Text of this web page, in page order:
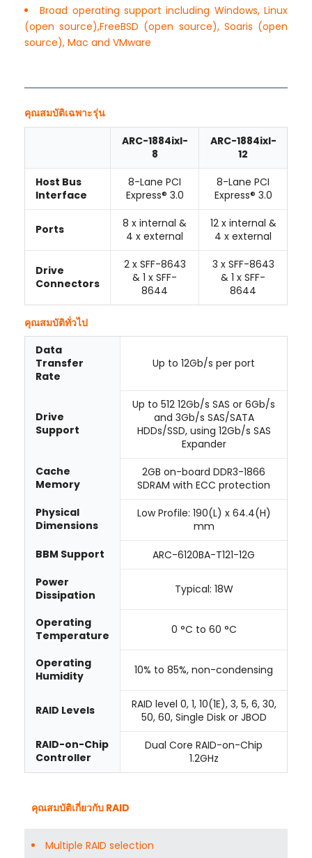
Broad operating support including Windows, Linux
(open source),FreeBSD (open source), Soaris (open
source), Mac and VMware
คุณสมบัติเฉพาะรุ่น
ARC-1884ixl-
8
ARC-1884ixl-
12
Host Bus
Interface
8-Lane PCI
Express® 3.0
8-Lane PCI
Express® 3.0
Ports
8 x internal &
4 x external
12 x internal &
4 x external
Drive
Connectors
2 x SFF-8643
& 1 x SFF-
8644
3 x SFF-8643
& 1 x SFF-
8644
คุณสมบัติทั่วไป
Data
Transfer
Rate
Up to 12Gb/s per port
Drive
Support
Up to 512 12Gb/s SAS or 6Gb/s
and 3Gb/s SAS/SATA
HDDs/SSD, using 12Gb/s SAS
Expander
Cache
Memory
2GB on-board DDR3-1866
SDRAM with ECC protection
Physical
Dimensions
Low Profile: 190(L) x 64.4(H)
mm
BBM Support
ARC-6120BA-T121-12G
Power
Dissipation
Typical: 18W
Operating
Temperature
0 °C to 60 °C
Operating
Humidity
10% to 85%, non-condensing
RAID Levels
RAID level 0, 1, 10(1E), 3, 5, 6, 30,
50, 60, Single Disk or JBOD
RAID-on-Chip
Controller
Dual Core RAID-on-Chip
1.2GHz
คุณสมบัติเกี่ยวกับ RAID
Multiple RAID selection